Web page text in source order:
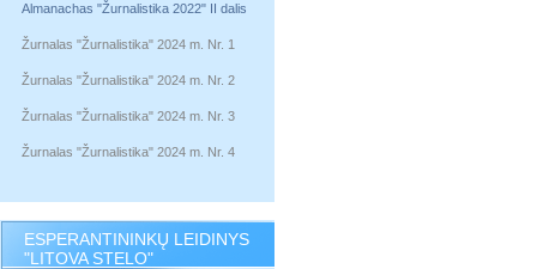
Almanachas "Žurnalistika 2022" II dalis
Žurnalas "Žurnalistika" 2024 m. Nr. 1
Žurnalas "Žurnalistika" 2024 m. Nr. 2
Žurnalas "Žurnalistika" 2024 m. Nr. 3
Žurnalas "Žurnalistika" 2024 m. Nr. 4
ESPERANTININKŲ LEIDINYS
"LITOVA STELO"